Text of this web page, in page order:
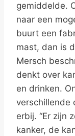
gemiddelde.
naar een
buurt een
mast, dan is
Mersch
denkt over
en drinken.
verschillende
erbij. “Er zijn
kanker, de